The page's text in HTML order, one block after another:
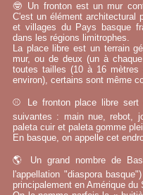
🤓 Un fronton est un mur
C'est un élément architectural
et villages du Pays basque
dans les régions limitrophes.
La place libre est un terrain
mur, ou de deux (un à
toutes tailles (10 à 16
environ), certains sont même
⚾ Le fronton place libre
suivantes : main nue, rebot,
paleta cuir et paleta gomme
En basque, on appelle cet
🌎 Un grand nombre de
l'appellation "diaspora
principalement en Amérique